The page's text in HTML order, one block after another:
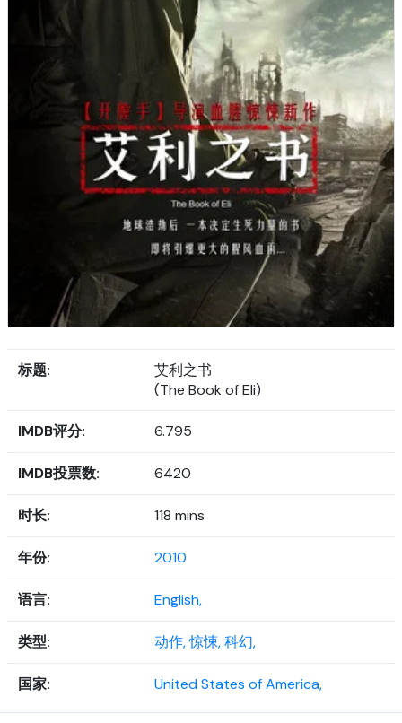
标题:
艾利之书
(The Book of Eli)
IMDB评分: 6.795
IMDB投票数: 6420
时长: 118 mins
年份: 2010
语言: English,
类型: 动作,惊悚,科幻,
国家: United States of America,